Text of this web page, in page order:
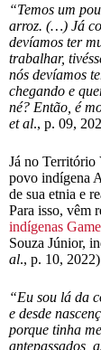
“Temos um
arroz. (…) Já
devíamos ter
trabalhar,
nós devíamos
chegando e
né? Então, é
et al., p. 09,
Já no
povo indígena
de sua etnia e
Para isso, vêm
indígenas
Souza Júnior,
al., p. 10,
“Eu sou lá da
e desde
porque tinha
antepassados,